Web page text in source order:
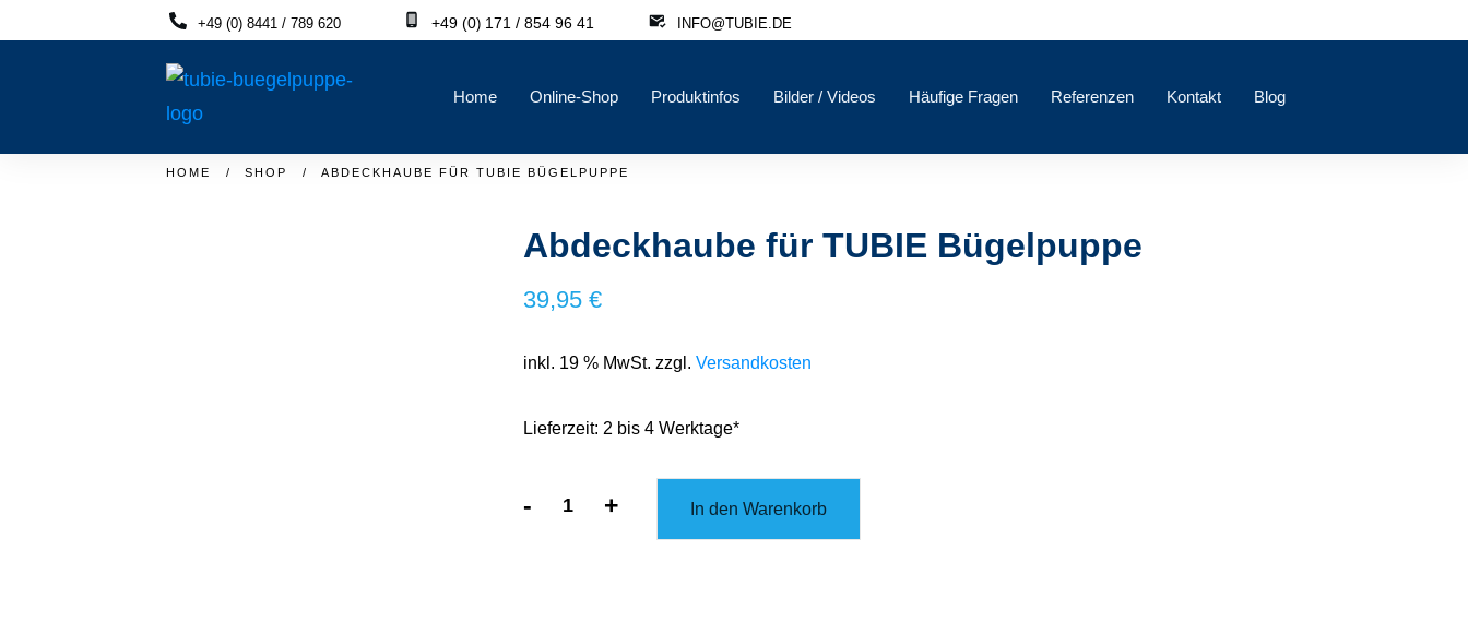
+49 (0) 8441 / 789 620 +49 (0) 171 / 854 96 41 INFO@TUBIE.DE
Home Online-Shop Produktinfos Bilder / Videos Häufige Fragen Referenzen Kontakt Blog
HOME / SHOP / ABDECKHAUBE FÜR TUBIE BÜGELPUPPE
Abdeckhaube für TUBIE Bügelpuppe
39,95€
inkl. 19 % MwSt. zzgl.Versandkosten
Lieferzeit: 2 bis 4 Werktage*
-
Abdeckhaube
+ In den Warenkorb